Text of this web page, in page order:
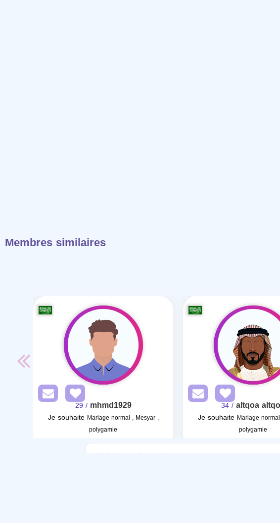
Membres similaires
mhmd1929
/ 29
Je souhaite Mariage normal , Mesyar ,
polygamie
altqoa
/ 34
Je souhaite Mariage
polygamie
Articles sur le mariage